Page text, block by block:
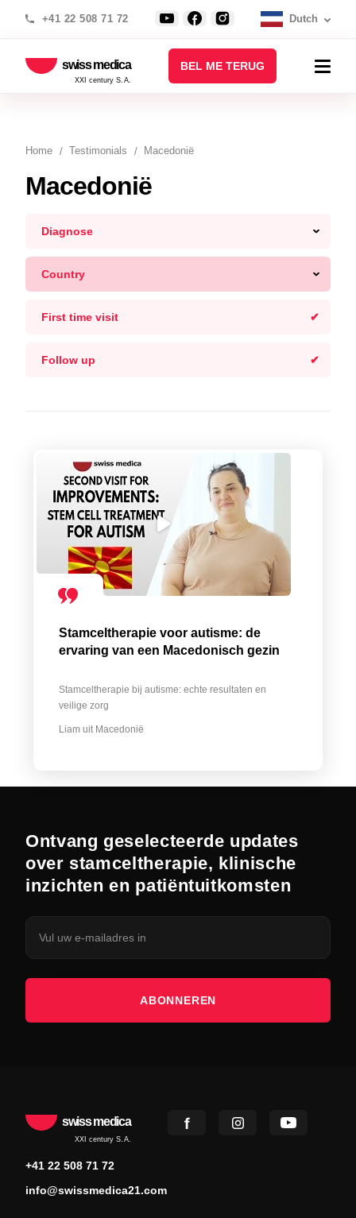
+41 22 508 71 72 Dutch
swiss medica
XXI century S.A.
BEL ME TERUG
Home Testimonials Macedonië
Macedonië
Diagnose
Country
First time visit
Follow up
Stamceltherapie voor autisme: de
ervaring van een Macedonisch gezin
Stamceltherapie bij autisme: echte resultaten en
veilige zorg
Liam uit Macedonië
Ontvang geselecteerde updates
over stamceltherapie, klinische
inzichten en patiëntuitkomsten
ABONNEREN
swiss medica
XXI century S.A.
+41 22 508 71 72
info@swissmedica21.com